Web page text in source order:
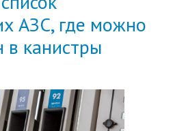
АЗС, где можно
в канистры